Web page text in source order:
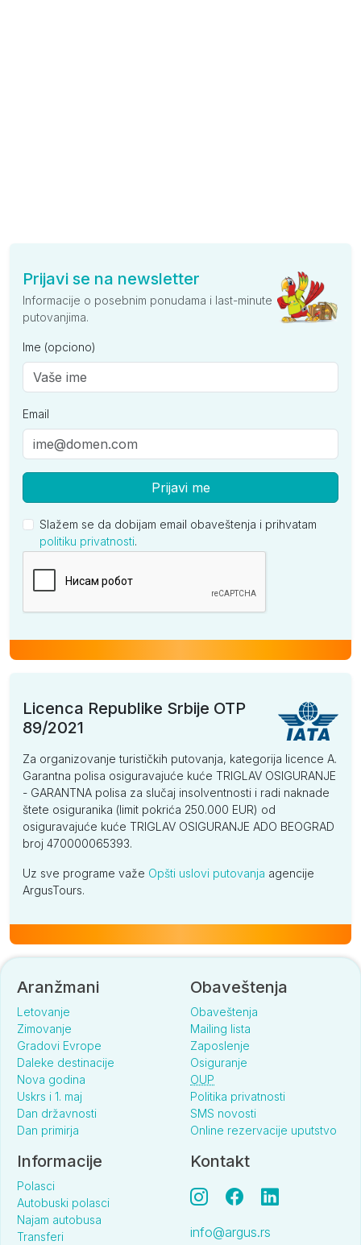
Prijavi se na newsletter
Informacije o posebnim ponudama i last-minute
putovanjima.
Ime (opciono)
Email
Prijavi me
Slažem se da dobijam email obaveštenja i prihvatam
politiku privatnosti.
Licenca Republike Srbije OTP
89/2021
Za organizovanje turističkih putovanja, kategorija licence A.
Garantna polisa osiguravajuće kuće TRIGLAV OSIGURANJE
- GARANTNA polisa za slučaj insolventnosti i radi naknade
štete osiguranika (limit pokrića 250.000 EUR) od
osiguravajuće kuće TRIGLAV OSIGURANJE ADO BEOGRAD
broj 470000065393.
Uz sve programe važe Opšti uslovi putovanja agencije
ArgusTours.
Aranžmani
Letovanje
Zimovanje
Gradovi Evrope
Daleke destinacije
Nova godina
Uskrs i 1. maj
Dan državnosti
Dan primirja
Obaveštenja
Obaveštenja
Mailing lista
Zaposlenje
Osiguranje
OUP
Politika privatnosti
SMS novosti
Online rezervacije uputstvo
Informacije
Polasci
Autobuski polasci
Najam autobusa
Transferi
Kontakt
info@argus.rs